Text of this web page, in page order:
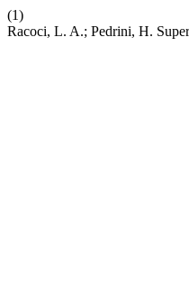
(1)
Racoci, L. A.; Pedrini, H.